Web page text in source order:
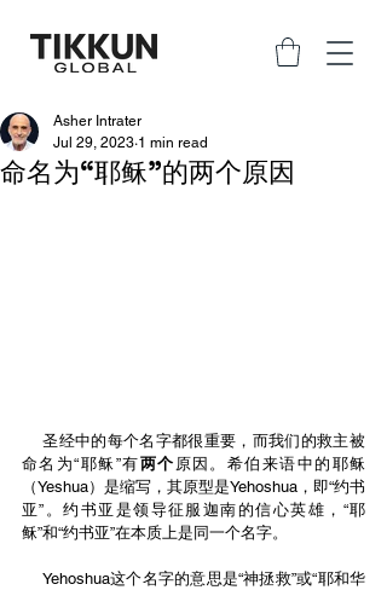
命名为“耶稣”的两个原因
Asher Intrater
Jul 29, 2023 1 min read
    圣经中的每个名字都很重要，而我们的救主被
命名为“耶稣”有两个 原因。希伯来语中的耶稣
（Yeshua）是缩写，其原型是Yehoshua，即“约书
亚”。约书亚是领导征服迦南的信心英雄，“耶
稣”和“约书亚”在本质上是同一个名字。